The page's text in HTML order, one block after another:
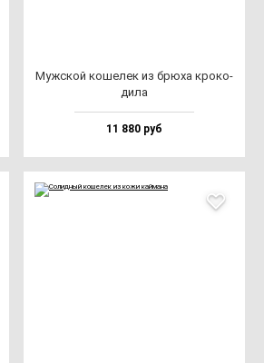
Муж­ской ко­ше­лек из брю­ха кро­ко­
ди­ла
11 880 руб